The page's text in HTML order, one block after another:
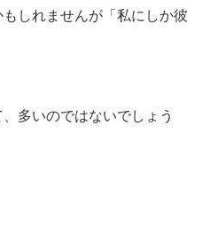
しれませんが「私にしか彼
多いのではないでしょう